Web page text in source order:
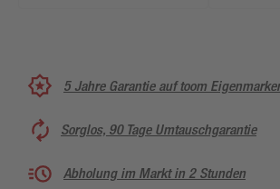
5 Jahre Garantie auf toom
Sorglos, 90 Tage Umtauschgarantie
Abholung im Markt in 2 Stunden